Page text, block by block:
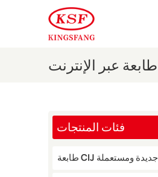
طابعة عبر الإنترنت
فئات المنتجات
طابعة CIJ جديدة ومستعملة